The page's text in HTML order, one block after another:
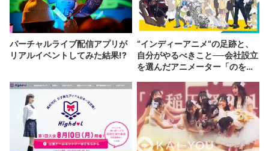
バーチャルライブ配信アプリが
リアルイベントしてみた結果!?
“インディーアニメ“の足跡と、
自分がやるべきこと──会社設立
を選んだアニメーター「のを